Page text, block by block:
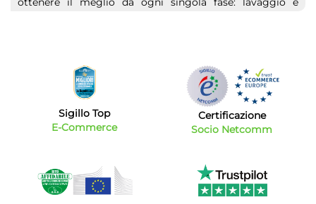
prodotti particolarmente resistenti e destinati a durare
Lavasciuga e asciugatrici in offerta: solo i migliori
marchi come Lg, Samsung, Aeg, Candy, Ariston, Hoover,
Haier, Smeg, Miele, Rex e altri ancora. Confronta le
Sigillo Top
E-Commerce
Certificazione
Socio Netcomm